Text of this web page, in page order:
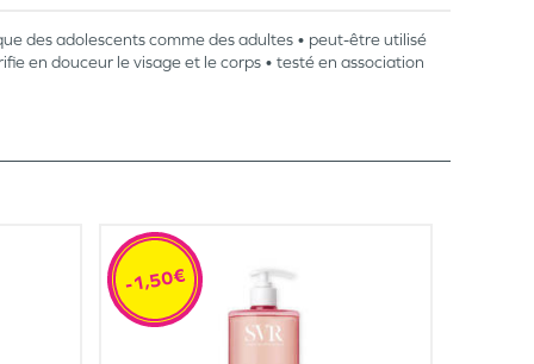
des adolescents comme des adultes • peut-être utilisé
en douceur le visage et le corps • testé en association
-1,50€